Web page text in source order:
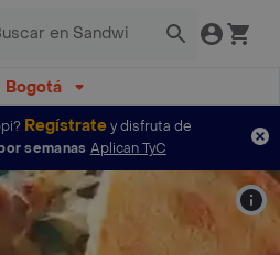
Bogotá
Regístratey disfruta de
semanas Aplican TyC